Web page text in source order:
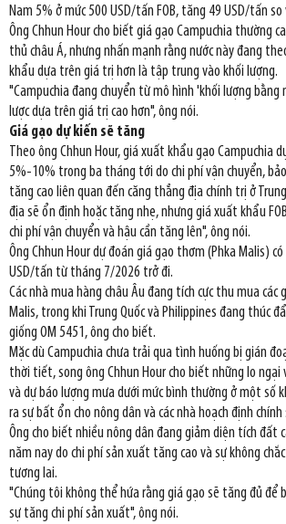
Nam 5% ở mức 500 USD/tấn FOB, tăng 49 USD/tấn
Ông Chhun Hour cho biết giá gạo Campuchia thường
thủ châu Á, nhưng nhấn mạnh rằng nước này đang
khẩu dựa trên giá trị hơn là tập trung vào khối lượng.
"Campuchia đang chuyển từ mô hình 'khối lượng bằng
lược dựa trên giá trị cao hơn", ông nói.
Giá gạo dự kiến sẽ tăng
Theo ông Chhun Hour, giá xuất khẩu gạo Campuchia
5%-10% trong ba tháng tới do chi phí vận chuyển,
tăng cao liên quan đến căng thẳng địa chính trị ở
địa sẽ ổn định hoặc tăng nhẹ, nhưng giá xuất khẩu
chi phí vận chuyển và hậu cần tăng lên", ông nói.
Ông Chhun Hour dự đoán giá gạo thơm (Phka Malis)
USD/tấn từ tháng 7/2026 trở đi.
Các nhà mua hàng châu Âu đang tích cực thu mua các
Malis, trong khi Trung Quốc và Philippines đang thúc
giống OM 5451, ông cho biết.
Mặc dù Campuchia chưa trải qua tình huống bị gián
thời tiết, song ông Chhun Hour cho biết những lo ngại
và dự báo lượng mưa dưới mức bình thường ở một số
ra sự bất ổn cho nông dân và các nhà hoạch định chính
Ông cho biết nhiều nông dân đang giảm diện tích đất
năm nay do chi phí sản xuất tăng cao và sự không
tương lai.
"Chúng tôi không thể hứa rằng giá gạo sẽ tăng đủ để
sự tăng chi phí sản xuất", ông nói.